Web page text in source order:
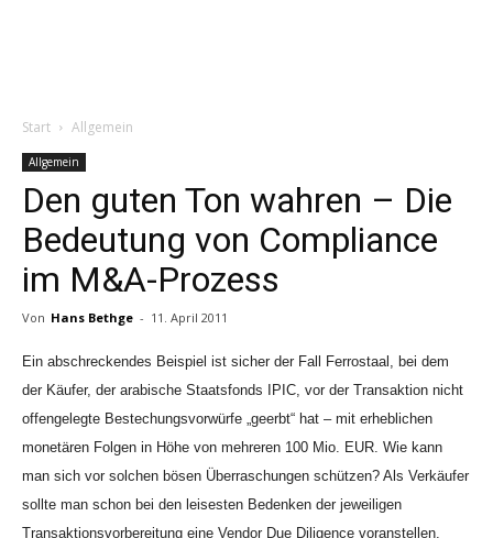
Start Allgemein
Allgemein
Den guten Ton wahren – Die
Bedeutung von Compliance
im M&A-Prozess
Von Hans Bethge - 11. April 2011
Ein abschreckendes Beispiel ist sicher der Fall Ferrostaal, bei dem
der Käufer, der arabische Staatsfonds IPIC, vor der Transaktion nicht
offengelegte Bestechungsvorwürfe „geerbt“ hat – mit erheblichen
monetären Folgen in Höhe von mehreren 100 Mio. EUR. Wie kann
man sich vor solchen bösen Überraschungen schützen? Als Verkäufer
sollte man schon bei den leisesten Bedenken der jeweiligen
Transaktionsvorbereitung eine Vendor Due Diligence voranstellen.